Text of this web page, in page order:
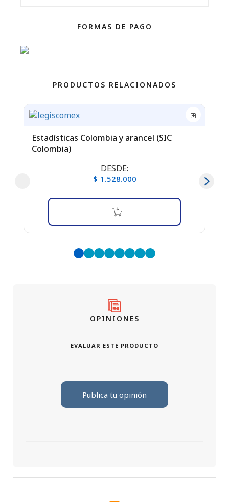
FORMAS DE PAGO
PRODUCTOS RELACIONADOS
Estadísticas Colombia y arancel (SIC
Colombia)
DESDE:
$ 1.528.000
OPINIONES
EVALUAR ESTE PRODUCTO
Publica tu opinión